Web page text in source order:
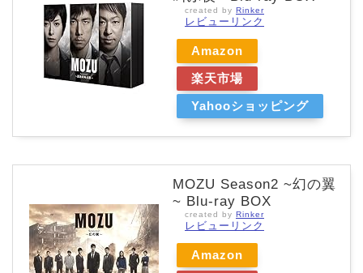
created by Rinker
レビューリンク
Amazon
楽天市場
Yahooショッピング
MOZU Season2 ~幻の翼
~ Blu-ray BOX
created by Rinker
レビューリンク
Amazon